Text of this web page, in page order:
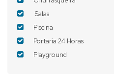
Salas
Piscina
Portaria 24 Horas
Playground